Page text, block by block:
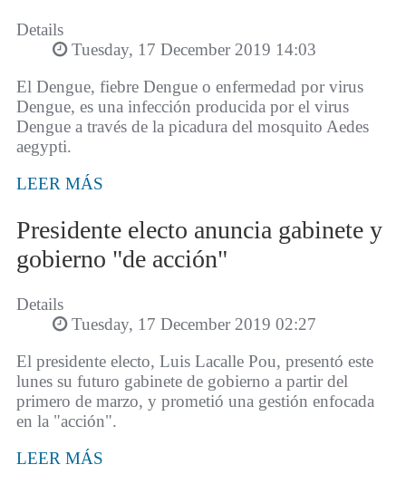
Details
Tuesday, 17 December 2019 14:03
El Dengue, fiebre Dengue o enfermedad por virus
Dengue, es una infección producida por el virus
Dengue a través de la picadura del mosquito Aedes
aegypti.
LEER MÁS
Presidente electo anuncia gabinete y
gobierno "de acción"
Details
Tuesday, 17 December 2019 02:27
El presidente electo, Luis Lacalle Pou, presentó este
lunes su futuro gabinete de gobierno a partir del
primero de marzo, y prometió una gestión enfocada
en la "acción".
LEER MÁS